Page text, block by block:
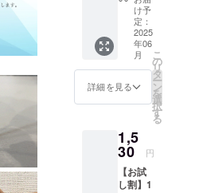
1,800円
20%OF
F］ ※皆
様のご
支援に
より量
産効率
が向上
合、正
規販売
価格が
販売予
定価格
け予
定：
2025
年06
月
詳細を見る
こ
の
リ
タ
ー
ン
を
選
択
す
る
1,5
30 円
【お試
し割】1